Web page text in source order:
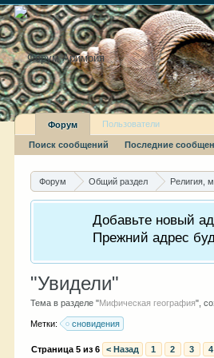
Форум Общий раздел Религия,
Добавьте новый
Прежний адрес
"Увидели"
Тема в разделе "Мифическая география",
Метки: сновидения
Страница 5 из 6 < Назад 1 2 3 4
Форум
Поиск сообщений Последние
Пользователи